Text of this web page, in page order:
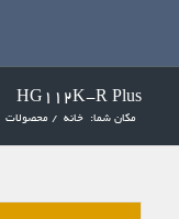
HG112K-R Plus
مکان شما: خانه / محصولات